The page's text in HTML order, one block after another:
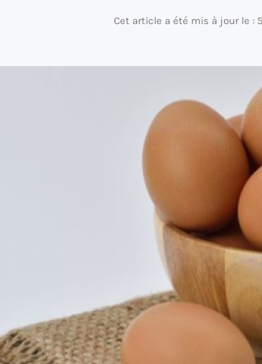
Cet article a été mis à jour le :